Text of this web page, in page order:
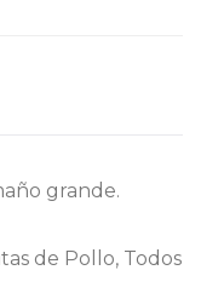
grande.
de Pollo, Todos